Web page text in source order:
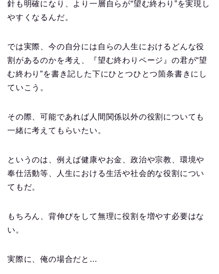
針も明確になり、より一層自らが“望む終わり”を実現し
やすくなるんだ。
では実際、今の自分には自らの人生におけるどんな役
割があるのかを考え、『望む終わりページ』の君が“望
む終わり”を書き記した下にひとつひとつ箇条書きにし
ていこう。
その際、可能であれば人間関係以外の役割についても
一緒に考えてもらいたい。
というのは、例えば健康やお金、政治や宗教、環境や
奉仕活動等、人生における生活や社会的な役割につい
てもだ。
もちろん、背伸びをして無理に役割を増やす必要はな
い。
実際に、俺の場合だと…